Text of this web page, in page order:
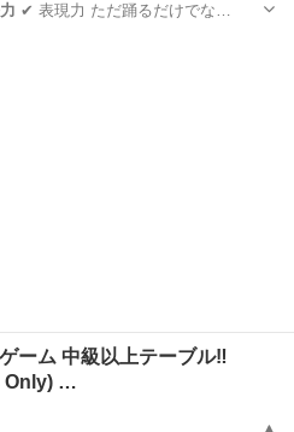
✔ 表現力 ただ踊るだけでな…
ーム 中級以上テーブル‼️
Only) …